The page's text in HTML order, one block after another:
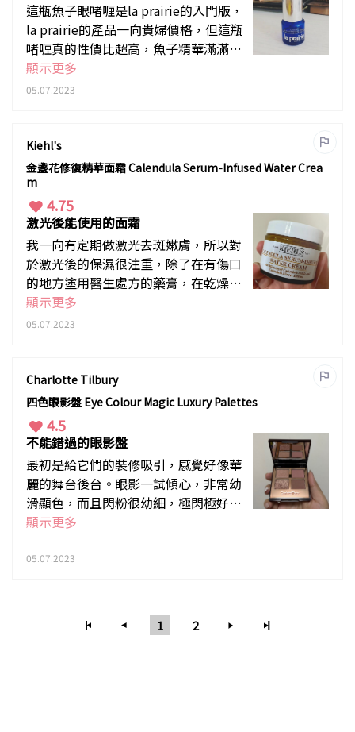
這瓶魚子眼啫喱是la prairie的入門版，
la prairie的產品一向貴婦價格，但這瓶
啫喱真的性價比超高，魚子精華滿滿，
滴管取用，塗抹在眼周，吸收好快，而
且立即感覺到緊緻，是非常明顯感受
大愛！
顯示更多
05.07.2023
Kiehl's
金盞花修復精華面霜 Calendula Serum-Infused Water Crea
m
4.75
激光後能使用的面霜
我一向有定期做激光去斑嫩膚，所以對
於激光後的保濕很注重，除了在有傷口
的地方塗用醫生處方的藥膏，在乾燥的
皮膚上就會塗金盞花修復精華面霜了，
它對於修復肌膚和保濕有相當好的效
膚很快就能修復。
顯示更多
05.07.2023
Charlotte Tilbury
四色眼影盤 Eye Colour Magic Luxury Palettes
4.5
不能錯過的眼影盤
最初是給它們的裝修吸引，感覺好像華
麗的舞台後台。眼影一試傾心，非常幼
滑顯色，而且閃粉很幼細，極閃極好
看，我這盒叫exagger,偏大地色，日常
加幾層就可以，價錢反映質素，所以偏
顯示更多
05.07.2023
1 2